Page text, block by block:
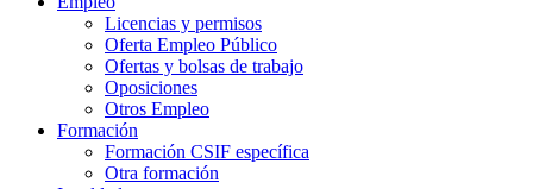
Licencias y permisos
Oferta Empleo Público
Ofertas y bolsas de trabajo
Oposiciones
Otros Empleo
Formación
Formación CSIF específica
Otra formación